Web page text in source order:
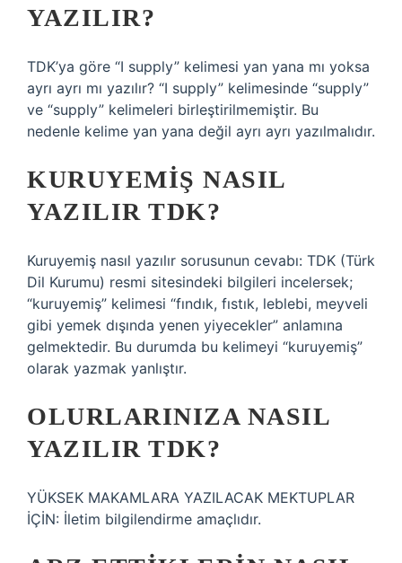
YAZILIR?
TDK’ya göre “I supply” kelimesi yan yana mı yoksa
ayrı ayrı mı yazılır? “I supply” kelimesinde “supply”
ve “supply” kelimeleri birleştirilmemiştir. Bu
nedenle kelime yan yana değil ayrı ayrı yazılmalıdır.
KURUYEMIŞ NASIL
YAZILIR TDK?
Kuruyemiş nasıl yazılır sorusunun cevabı: TDK (Türk
Dil Kurumu) resmi sitesindeki bilgileri incelersek;
“kuruyemiş” kelimesi “fındık, fıstık, leblebi, meyveli
gibi yemek dışında yenen yiyecekler” anlamına
gelmektedir. Bu durumda bu kelimeyi “kuruyemiş”
olarak yazmak yanlıştır.
OLURLARINIZA NASIL
YAZILIR TDK?
YÜKSEK MAKAMLARA YAZILACAK MEKTUPLAR
İÇİN: İletim bilgilendirme amaçlıdır.